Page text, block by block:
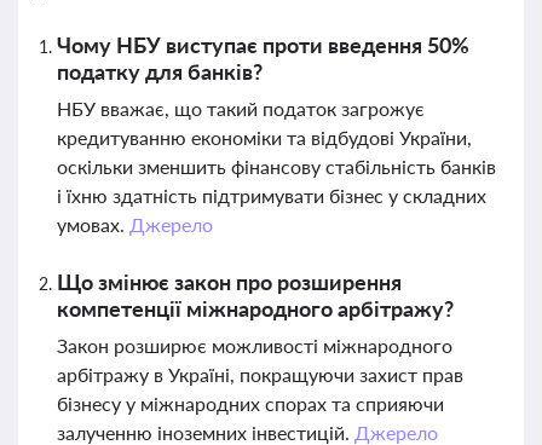
Чому НБУ виступає проти введення 50%
податку для банків?
НБУ вважає, що такий податок загрожує
кредитуванню економіки та відбудові України,
оскільки зменшить фінансову стабільність банків
і їхню здатність підтримувати бізнес у складних
умовах. Джерело
Що змінює закон про розширення
компетенції міжнародного арбітражу?
Закон розширює можливості міжнародного
арбітражу в Україні, покращуючи захист прав
бізнесу у міжнародних спорах та сприяючи
залученню іноземних інвестицій. Джерело